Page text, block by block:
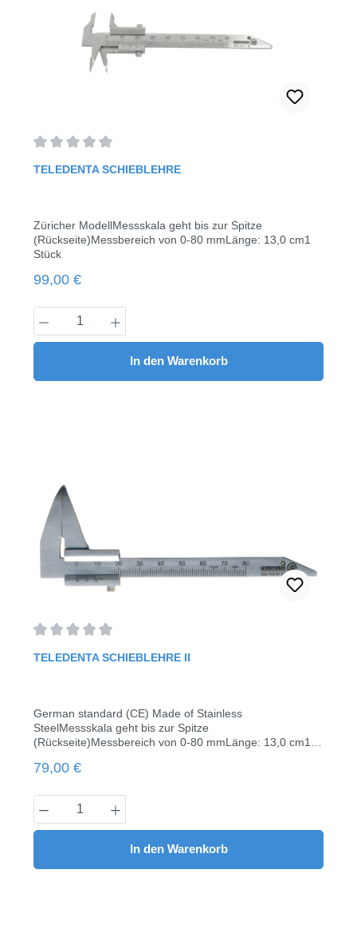
TELEDENTA SCHIEBLEHRE
Züricher ModellMessskala geht bis zur Spitze
(Rückseite)Messbereich von 0-80 mmLänge: 13,0 cm1
Stück
Regulärer Preis:
99,00 €
Produkt Anzahl: Gib den gewünschten
In den Warenkorb
TELEDENTA SCHIEBLEHRE II
German standard (CE) Made of Stainless
SteelMessskala geht bis zur Spitze
(Rückseite)Messbereich von 0-80 mmLänge: 13,0 cm1
Regulärer Preis:
79,00 €
Produkt Anzahl: Gib den gewünschten
In den Warenkorb